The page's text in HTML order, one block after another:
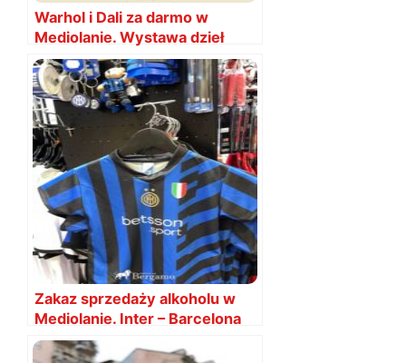
Warhol i Dali za darmo w
Mediolanie. Wystawa dzieł
odebranych mafii
Zakaz sprzedaży alkoholu w
Mediolanie. Inter – Barcelona